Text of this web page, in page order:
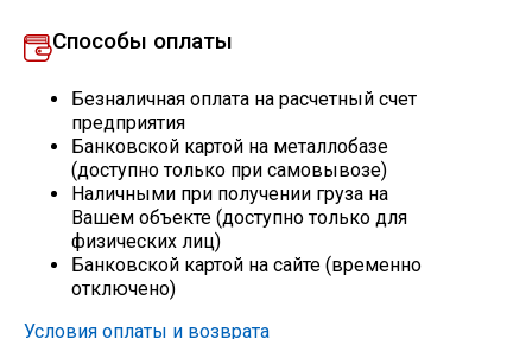
Круг
Профлист
Винтовые сваи
Столбы заборные
Способы оплаты
Безналичная оплата на расчетный счет
предприятия
Банковской картой на металлобазе
(доступно только при самовывозе)
Наличными при получении груза на
Вашем объекте (доступно только для
физических лиц)
Банковской картой на сайте (временно
отключено)
Условия оплаты и возврата